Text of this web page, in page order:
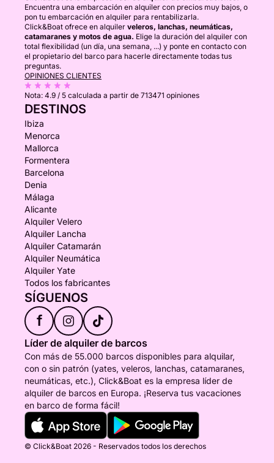
Encuentra una embarcación en alquiler con precios muy bajos, o
pon tu embarcación en alquiler para rentabilizarla.
Click&Boat ofrece en alquiler veleros, lanchas, neumáticas,
catamaranes y motos de agua. Elige la duración del alquiler con
total flexibilidad (un día, una semana, ...) y ponte en contacto con
el propietario del barco para hacerle directamente todas tus
preguntas.
OPINIONES CLIENTES
Nota: 4.9 / 5 calculada a partir de 713471 opiniones
DESTINOS
Ibiza
Menorca
Mallorca
Formentera
Barcelona
Denia
Málaga
Alicante
Alquiler Velero
Alquiler Lancha
Alquiler Catamarán
Alquiler Neumática
Alquiler Yate
Todos los fabricantes
SÍGUENOS
f
Líder de alquiler de barcos
Con más de 55.000 barcos disponibles para alquilar,
con o sin patrón (yates, veleros, lanchas, catamaranes,
neumáticas, etc.), Click&Boat es la empresa líder de
alquiler de barcos en Europa. ¡Reserva tus vacaciones
en barco de forma fácil!
© Click&Boat 2026 - Reservados todos los derechos